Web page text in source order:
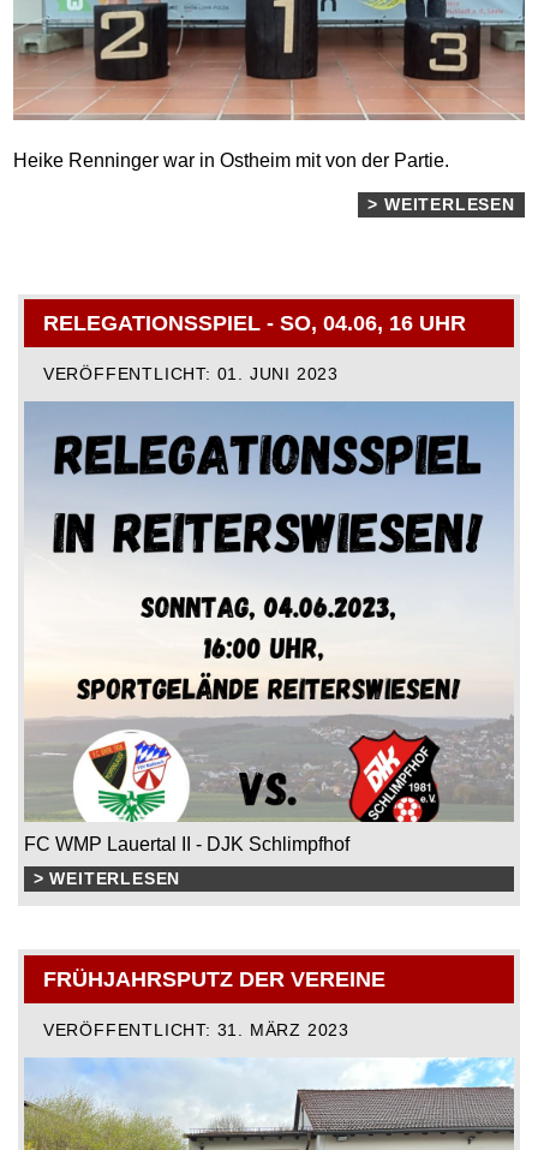
Heike Renninger war in Ostheim mit von der Partie.
> WEITERLESEN
RELEGATIONSSPIEL - SO, 04.06, 16 UHR
VERÖFFENTLICHT: 01. JUNI 2023
FC WMP Lauertal II - DJK Schlimpfhof
> WEITERLESEN
FRÜHJAHRSPUTZ DER VEREINE
VERÖFFENTLICHT: 31. MÄRZ 2023